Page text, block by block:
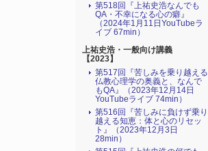
第518回『上祐史浩なんでも
QA・不幸になる心の癖』
（2024年1月11日YouTubeラ
イブ 67min）
上祐史浩・一般向け講義
【2023】
第517回『苦しみを乗り越える
仏教心理学の奥義と、なんで
もQA』（2023年12月14日
YouTubeライブ 74min）
第516回『苦しみに負けず乗り
越える知恵：体と心のリセッ
ト』（2023年12月3日
28min）